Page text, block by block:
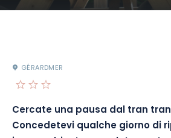
GÉRARDMER
Cercate una pausa dal tran
Concedetevi qualche giorno di